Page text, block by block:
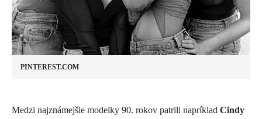
PINTEREST.COM
Medzi najznámejšie modelky 90. rokov patrili napríklad Cindy